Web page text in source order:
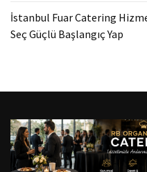
İstanbul Fuar Catering
Seç Güçlü Başlangıç Yap